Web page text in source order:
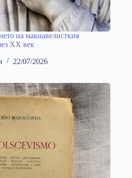
на макиавелисткия
ХХ век
22/07/2026